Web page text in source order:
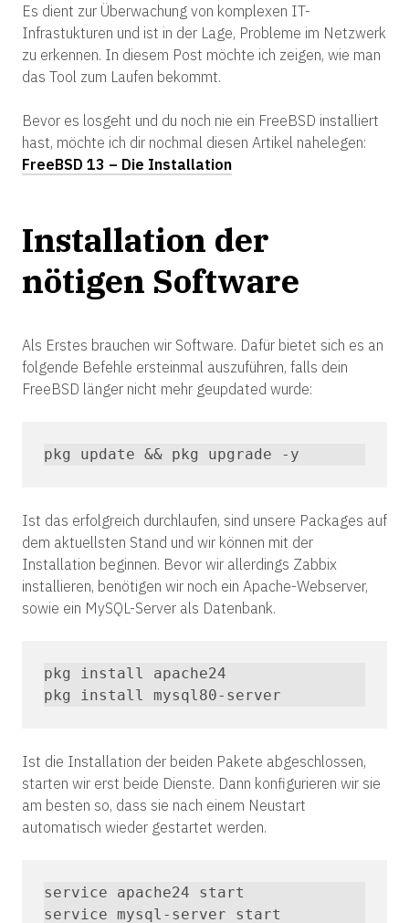
Es dient zur Überwachung von komplexen IT-
Infrastukturen und ist in der Lage, Probleme im Netzwerk
zu erkennen. In diesem Post möchte ich zeigen, wie man
das Tool zum Laufen bekommt.
Bevor es losgeht und du noch nie ein FreeBSD installiert
hast, möchte ich dir nochmal diesen Artikel nahelegen:
FreeBSD 13 – Die Installation
Installation der
nötigen Software
Als Erstes brauchen wir Software. Dafür bietet sich es an
folgende Befehle ersteinmal auszuführen, falls dein
FreeBSD länger nicht mehr geupdated wurde:
pkg update && pkg upgrade -y
Ist das erfolgreich durchlaufen, sind unsere Packages auf
dem aktuellsten Stand und wir können mit der
Installation beginnen. Bevor wir allerdings Zabbix
installieren, benötigen wir noch ein Apache-Webserver,
sowie ein MySQL-Server als Datenbank.
pkg install apache24
pkg install mysql80-server
Ist die Installation der beiden Pakete abgeschlossen,
starten wir erst beide Dienste. Dann konfigurieren wir sie
am besten so, dass sie nach einem Neustart
automatisch wieder gestartet werden.
service apache24 start
service mysql-server start